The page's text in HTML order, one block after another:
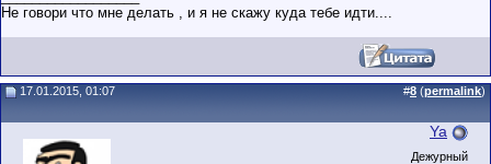
Не говори что мне делать , и я не скажу куда тебе идти....
17.01.2015, 01:07 #8 (permalink)
Ya
Дежурный